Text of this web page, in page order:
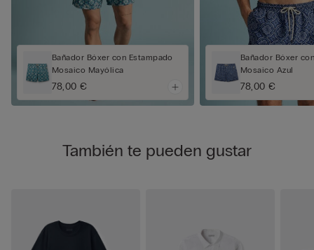
Bañador Bóxer con Estampado
Mosaico Mayólica
78,00 €
Bañador Bóxer
Mosaico Azul
78,00 €
También te pueden gustar